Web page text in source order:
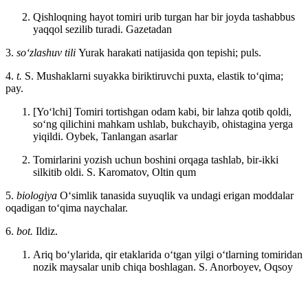
Qishloqning hayot tomiri urib turgan har bir joyda tashabbus
yaqqol sezilib turadi. Gazetadan
3. so‘zlashuv tili Yurak harakati natijasida qon tepishi; puls.
4. t. S. Mushaklarni suyakka biriktiruvchi puxta, elastik toʻqima;
pay.
[Yoʻlchi] Tomiri tortishgan odam kabi, bir lahza qotib qoldi,
soʻng qilichini mahkam ushlab, bukchayib, ohistagina yerga
yiqildi. Oybek, Tanlangan asarlar
Tomirlarini yozish uchun boshini orqaga tashlab, bir-ikki
silkitib oldi. S. Karomatov, Oltin qum
5. biologiya Oʻsimlik tanasida suyuqlik va undagi erigan moddalar
oqadigan toʻqima naychalar.
6. bot. Ildiz.
Ariq boʻylarida, qir etaklarida oʻtgan yilgi oʻtlarning tomiridan
nozik maysalar unib chiqa boshlagan. S. Anorboyev, Oqsoy